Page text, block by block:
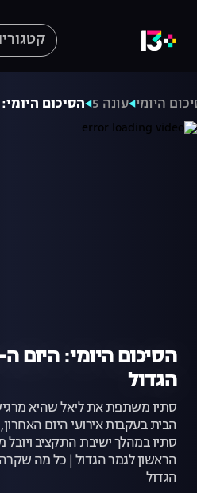
היומי עונה 5 הסיכום היומי: היום ה-93
הגדול
סתיו משתפת את ליאל שהיא
הבית בעקבות אירועי היום
סתיו במהלך ישיבת התקציב ויובל
הגדול